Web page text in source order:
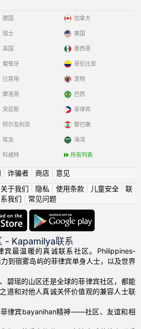
德国
瑞士
英国
葡萄牙
已禁用
加拿大
美国
墨西哥
哥伦比亚
宠物
摩洛哥
突尼斯
阿尔及利亚
埃及
科威特
巴西
菲律宾
黎巴嫩
海湾
所有列表
诈骗者| 商店| 意见
关于我们 隐私 使用条款| 儿童安全| 联
系我们
常见问题
- Kapamilya联系
宾最温暖的真诚联系社区。Philippines-
到宿雾岛屿的菲律宾单身人士，以及世界
碧瑶的山区还是全球的菲律宾社区，都能
道和对他人真诚关怀价值观的兼容人士联
律宾bayanihan精神——社区、友谊和相